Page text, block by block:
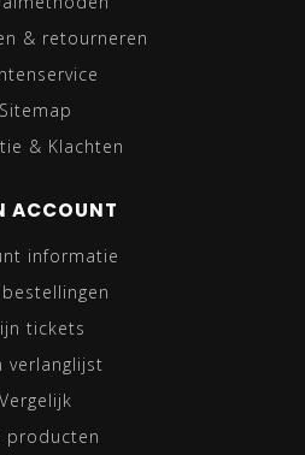
& retourneren
Sitemap
& Klachten
ACCOUNT
informatie
tickets
verlanglijst
Vergelijk
producten